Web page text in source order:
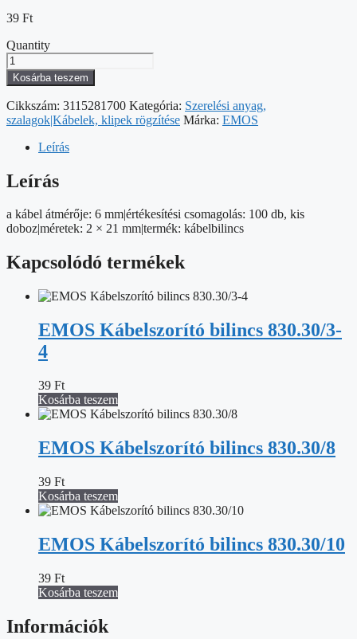
39 Ft
Quantity
EMOS
Kábelszorító
bilincs
830.30/6
mennyiség
Kosárba teszem
Cikkszám: 3115281700 Kategória: Szerelési anyag,
szalagok|Kábelek, klipek rögzítése Márka: EMOS
Leírás
Leírás
a kábel átmérője: 6 mm|értékesítési csomagolás: 100 db, kis
doboz|méretek: 2 × 21 mm|termék: kábelbilincs
Kapcsolódó termékek
EMOS Kábelszorító bilincs 830.30/3-
4
39 Ft
Kosárba teszem
EMOS Kábelszorító bilincs 830.30/8
39 Ft
Kosárba teszem
EMOS Kábelszorító bilincs 830.30/10
39 Ft
Kosárba teszem
Információk